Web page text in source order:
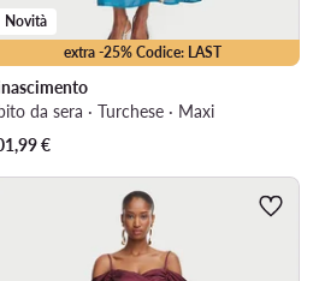
extra -25% Codice: LAST
Novità
da sera · Turchese · Maxi
€